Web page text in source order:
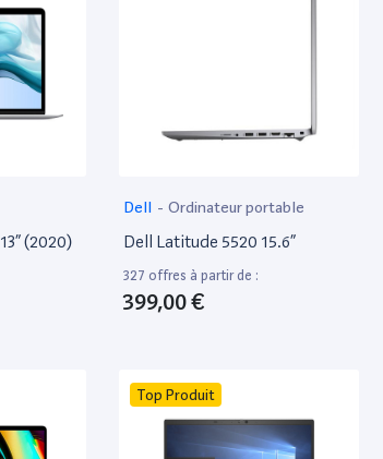
(2020)
Dell - Ordinateur portable
Dell Latitude 5520 15.6”
327 offres à partir de :
399,00 €
Top Produit